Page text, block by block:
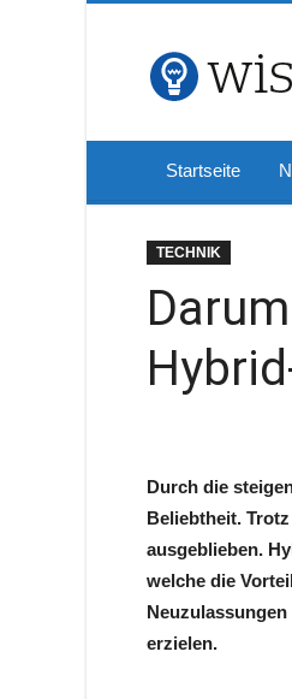
Startseite
TECHNIK
Durch die
Beliebtheit.
ausgeblieben.
welche die
erzielen.